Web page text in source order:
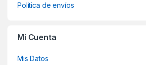
Política de envíos
Mi Cuenta
Mis Datos